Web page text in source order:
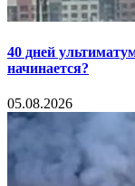
40 дней
начинается?
05.08.2026